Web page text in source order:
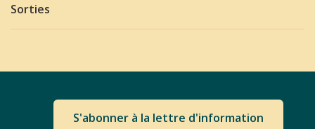
Sorties
S'abonner à la lettre d'information